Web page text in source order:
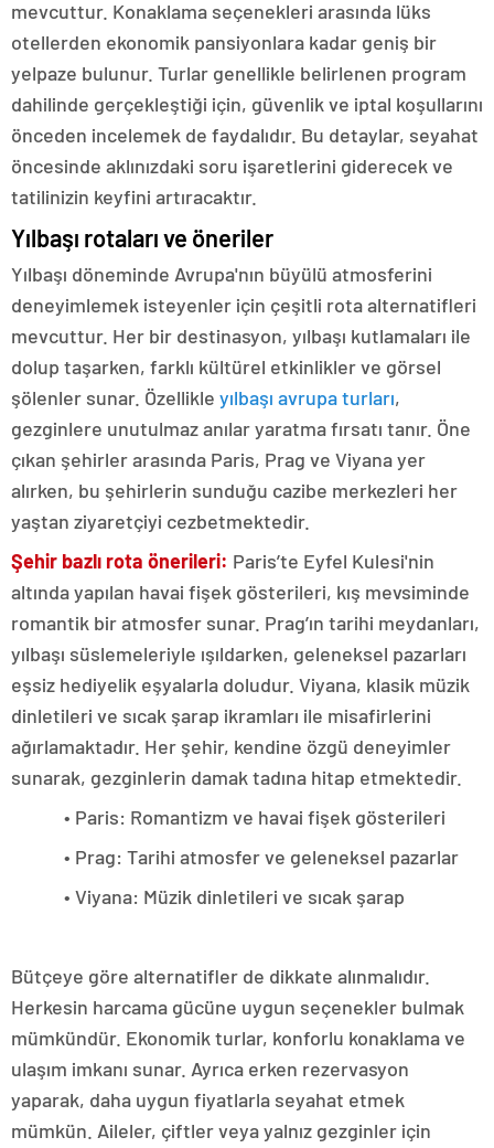
mevcuttur. Konaklama seçenekleri arasında lüks
otellerden ekonomik pansiyonlara kadar geniş bir
yelpaze bulunur. Turlar genellikle belirlenen program
dahilinde gerçekleştiği için, güvenlik ve iptal koşullarını
önceden incelemek de faydalıdır. Bu detaylar, seyahat
öncesinde aklınızdaki soru işaretlerini giderecek ve
tatilinizin keyfini artıracaktır.
Yılbaşı rotaları ve öneriler
Yılbaşı döneminde Avrupa'nın büyülü atmosferini
deneyimlemek isteyenler için çeşitli rota alternatifleri
mevcuttur. Her bir destinasyon, yılbaşı kutlamaları ile
dolup taşarken, farklı kültürel etkinlikler ve görsel
şölenler sunar. Özellikle yılbaşı avrupa turları,
gezginlere unutulmaz anılar yaratma fırsatı tanır. Öne
çıkan şehirler arasında Paris, Prag ve Viyana yer
alırken, bu şehirlerin sunduğu cazibe merkezleri her
yaştan ziyaretçiyi cezbetmektedir.
Şehir bazlı rota önerileri: Paris’te Eyfel Kulesi'nin
altında yapılan havai fişek gösterileri, kış mevsiminde
romantik bir atmosfer sunar. Prag’ın tarihi meydanları,
yılbaşı süslemeleriyle ışıldarken, geleneksel pazarları
eşsiz hediyelik eşyalarla doludur. Viyana, klasik müzik
dinletileri ve sıcak şarap ikramları ile misafirlerini
ağırlamaktadır. Her şehir, kendine özgü deneyimler
sunarak, gezginlerin damak tadına hitap etmektedir.
• Paris: Romantizm ve havai fişek gösterileri
• Prag: Tarihi atmosfer ve geleneksel pazarlar
• Viyana: Müzik dinletileri ve sıcak şarap
Bütçeye göre alternatifler de dikkate alınmalıdır.
Herkesin harcama gücüne uygun seçenekler bulmak
mümkündür. Ekonomik turlar, konforlu konaklama ve
ulaşım imkanı sunar. Ayrıca erken rezervasyon
yaparak, daha uygun fiyatlarla seyahat etmek
mümkün. Aileler, çiftler veya yalnız gezginler için